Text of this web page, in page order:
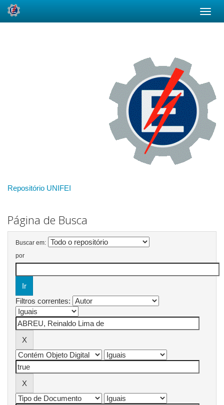
Repositório UNIFEI
Página de Busca
Buscar em:
por
Filtros correntes: